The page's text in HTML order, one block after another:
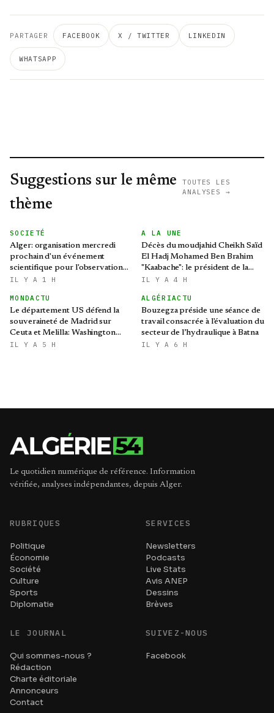
PARTAGER FACEBOOK X / TWITTER LINKEDIN
WHATSAPP
Suggestions sur le même
thème
TOUTES LES
ANALYSES →
SOCIETÉ
Alger: organisation mercredi
prochain d'un événement
scientifique pour l'observation
de l'éclipse solaire partielle
IL Y A 1 H
A LA UNE
Décès du moudjahid Cheikh Saïd
El Hadj Mohamed Ben Brahim
"Kaabache": le président de la
République présente ses
IL Y A 4 H
MONDACTU
Le département US défend la
souveraineté de Madrid sur
Ceuta et Melilla: Washington
refroidit les ambitions
IL Y A 5 H
ALGÉRIACTU
Bouzegza préside une séance de
travail consacrée à l'évaluation du
secteur de l’hydraulique à Batna
IL Y A 6 H
Le quotidien numérique de référence. Information
vérifiée, analyses indépendantes, depuis Alger.
RUBRIQUES
Politique
Économie
Société
Culture
Sports
Diplomatie
SERVICES
Newsletters
Podcasts
Live Stats
Avis ANEP
Dessins
Brèves
LE JOURNAL
Qui sommes-nous ?
Rédaction
Charte éditoriale
Annonceurs
Contact
SUIVEZ-NOUS
Facebook